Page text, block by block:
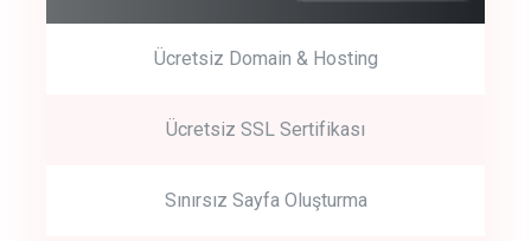
Get Started
Start by trying our service for 30 days free trial no credit card
Ücretsiz Domain & Hosting
Ücretsiz SSL Sertifikası
Sınırsız Sayfa Oluşturma